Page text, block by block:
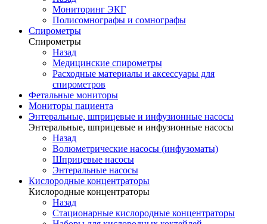
Мониторинг ЭКГ
Полисомнографы и сомнографы
Спирометры
Спирометры
Назад
Медицинские спирометры
Расходные материалы и аксессуары для
спирометров
Фетальные мониторы
Мониторы пациента
Энтеральные, шприцевые и инфузионные насосы
Энтеральные, шприцевые и инфузионные насосы
Назад
Волюметрические насосы (инфузоматы)
Шприцевые насосы
Энтеральные насосы
Кислородные концентраторы
Кислородные концентраторы
Назад
Стационарные кислородные концентраторы